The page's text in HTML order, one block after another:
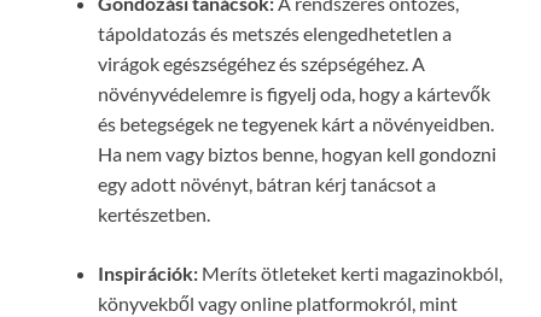
tápoldatozás és metszés elengedhetetlen a
virágok egészségéhez és szépségéhez. A
növényvédelemre is figyelj oda, hogy a kártevők
és betegségek ne tegyenek kárt a növényeidben.
Ha nem vagy biztos benne, hogyan kell gondozni
egy adott növényt, bátran kérj tanácsot a
kertészetben.
Inspirációk: Meríts ötleteket kerti magazinokból,
könyvekből vagy online platformokról, mint